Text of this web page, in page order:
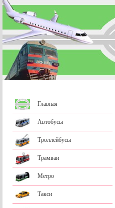
Главная
Автобусы
Троллейбусы
Трамваи
Метро
Такси